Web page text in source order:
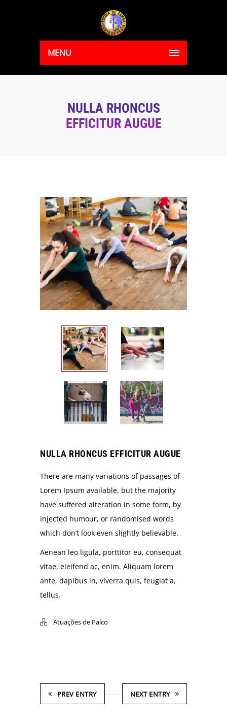
MENU
NULLA RHONCUS
EFFICITUR AUGUE
NULLA RHONCUS EFFICITUR AUGUE
There are many variations of passages of
Lorem Ipsum available, but the majority
have suffered alteration in some form, by
injected humour, or randomised words
which don’t look even slightly believable.
Aenean leo ligula, porttitor eu, consequat
vitae, eleifend ac, enim. Aliquam lorem
ante, dapibus in, viverra quis, feugiat a,
tellus.
Atuações de Palco
PREV ENTRY NEXT ENTRY